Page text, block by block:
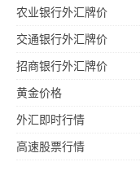
农业银行外汇牌价
交通银行外汇牌价
招商银行外汇牌价
黄金价格
外汇即时行情
高速股票行情